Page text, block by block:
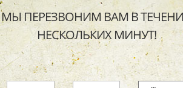
МЫ ПЕРЕЗВОНИМ ВАМ В
НЕСКОЛЬКИХ МИНУТ!